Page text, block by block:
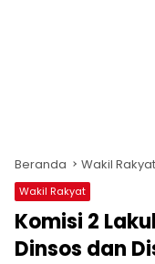
Beranda Wakil Rakyat
Wakil Rakyat
Komisi 2
Dinsos dan